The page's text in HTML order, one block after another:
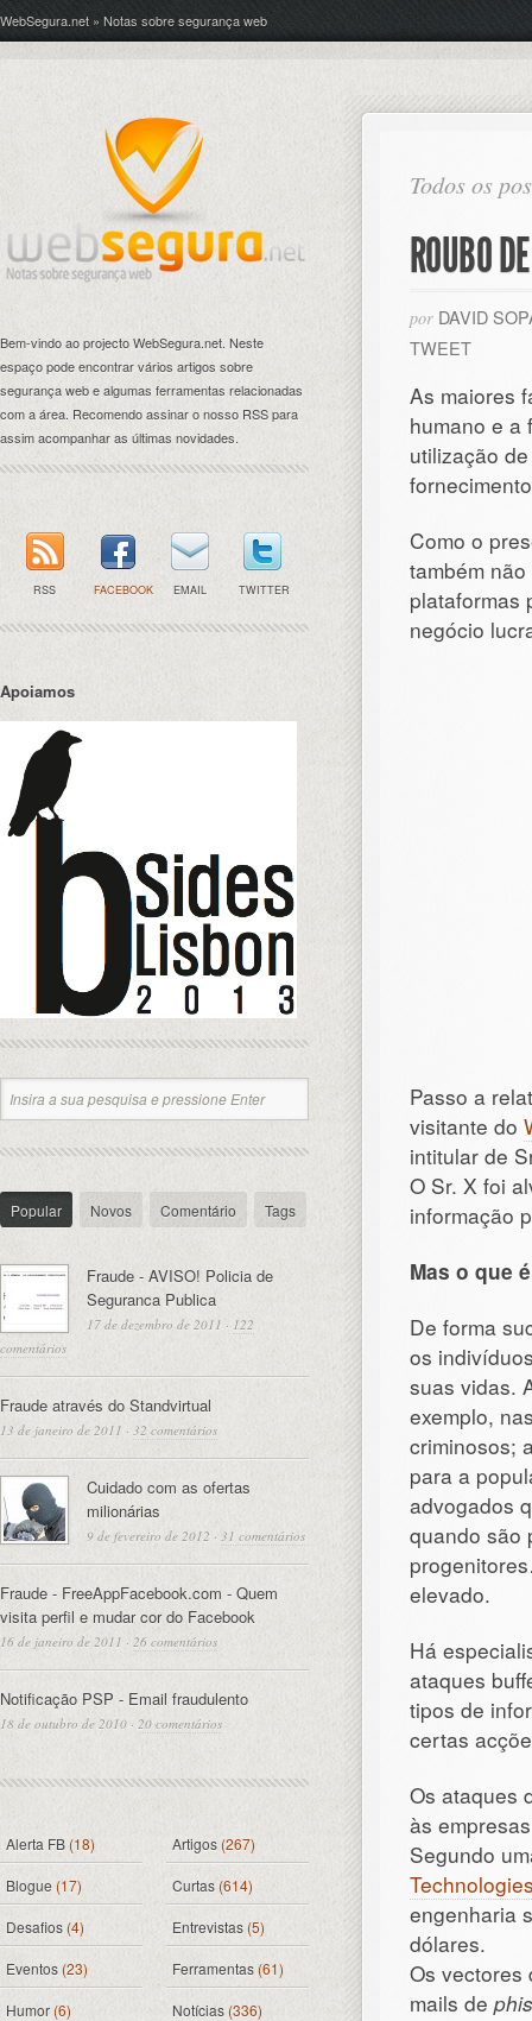
WebSegura.net » Notas sobre segurança web
Todos os
ROUBO
por DAVID
TWEET
As maiores
humano e a
utilização
Como o
também
plataformas
negócio
Passo a
visitante do
intitular de
O Sr. X foi
informação
Mas o que
De forma
os
suas vidas.
exemplo,
criminosos;
para a
advogados
quando são
elevado.
Há
ataques
tipos de
certas
Os ataques
às
Segundo
engenharia
dólares.
Os vectores
mails de
Bem-vindo ao projecto WebSegura.net. Neste
espaço pode encontrar vários artigos sobre
segurança web e algumas ferramentas relacionadas
com a área. Recomendo assinar o nosso RSS para
assim acompanhar as últimas novidades.
RSS FACEBOOK EMAIL TWITTER
Apoiamos
Popular Novos Comentário Tags
Fraude - AVISO! Policia de
Seguranca Publica
17 de dezembro de 2011 · 122
comentários
Fraude através do Standvirtual
13 de janeiro de 2011 · 32 comentários
Cuidado com as ofertas
milionárias
9 de fevereiro de 2012 · 31 comentários
Fraude - FreeAppFacebook.com - Quem
visita perfil e mudar cor do Facebook
16 de janeiro de 2011 · 26 comentários
Notificação PSP - Email fraudulento
18 de outubro de 2010 · 20 comentários
Alerta FB(18) Artigos (267)
Blogue (17) Curtas (614)
Desafios(4) Entrevistas(5)
Eventos(23) Ferramentas (61)
Humor (6) Notícias(336)